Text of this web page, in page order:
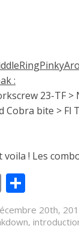
:
23-TF
Cobra bite > Fl
voila ! Les
Email
20th,
,